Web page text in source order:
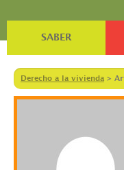
SABER
Derecho a la vivienda >